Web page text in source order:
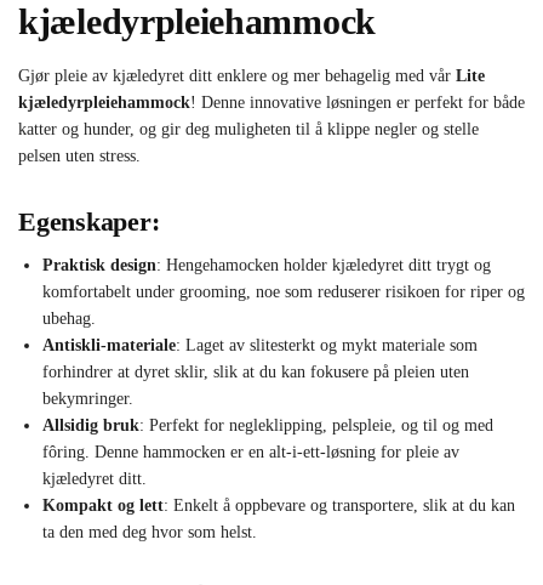
kjæledyrpleiehammock
Gjør pleie av kjæledyret ditt enklere og mer behagelig med vår Lite
kjæledyrpleiehammock! Denne innovative løsningen er perfekt for både
katter og hunder, og gir deg muligheten til å klippe negler og stelle
pelsen uten stress.
Egenskaper:
Praktisk design: Hengehamocken holder kjæledyret ditt trygt og
komfortabelt under grooming, noe som reduserer risikoen for riper og
ubehag.
Antiskli-materiale: Laget av slitesterkt og mykt materiale som
forhindrer at dyret sklir, slik at du kan fokusere på pleien uten
bekymringer.
Allsidig bruk: Perfekt for negleklipping, pelspleie, og til og med
fôring. Denne hammocken er en alt-i-ett-løsning for pleie av
kjæledyret ditt.
Kompakt og lett: Enkelt å oppbevare og transportere, slik at du kan
ta den med deg hvor som helst.